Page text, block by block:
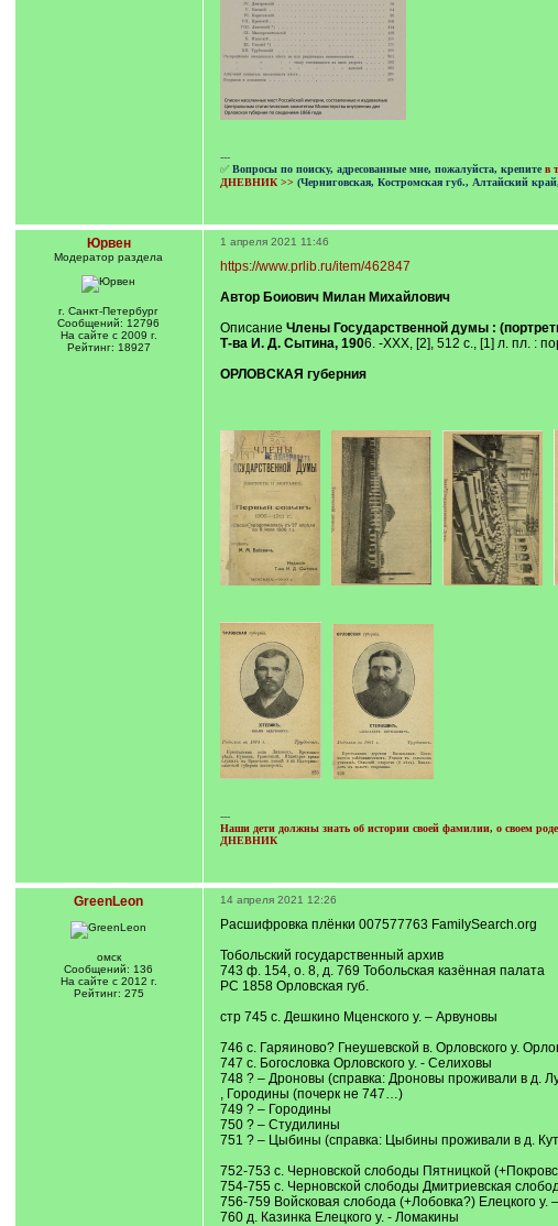
---
✅ Вопросы по поиску, адресованные мне, пожалуйста, крепите в
ДНЕВНИК >> (Черниговская, Костромская губ., Алтайский
Юрвен
Модератор раздела
г. Санкт-Петербург
Сообщений: 12796
На сайте с 2009 г.
Рейтинг: 18927
1 апреля 2021 11:46
https://www.prlib.ru/item/462847
Автор Боиович Милан Михайлович
Описание Члены Государственной думы :
Т-ва И. Д. Сытина, 1906. -XXX, [2], 512 с., [1] л. пл. :
ОРЛОВСКАЯ губерния
---
Наши дети должны знать об истории своей фамилии, о своем
ДНЕВНИК
GreenLeon
омск
Сообщений: 136
На сайте с 2012 г.
Рейтинг: 275
14 апреля 2021 12:26
Расшифровка плёнки 007577763 FamilySearch.org
Тобольский государственный архив
743 ф. 154, о. 8, д. 769 Тобольская казённая палата
РС 1858 Орловская губ.
стр 745 с. Дешкино Мценского у. – Арвуновы
746 с. Гаряиново? Гнеушевской в. Орловского у.
747 с. Богословка Орловского у. - Селиховы
748 ? – Дроновы (справка: Дроновы проживали в д.
, Городины (почерк не 747…)
749 ? – Городины
750 ? – Студилины
751 ? – Цыбины (справка: Цыбины проживали в д.
752-753 с. Черновской слободы Пятницкой
754-755 с. Черновской слободы Дмитриевская
756-759 Войсковая слобода (+Лобовка?) Елецкого
760 д. Казинка Елецкого у. - Ломакины